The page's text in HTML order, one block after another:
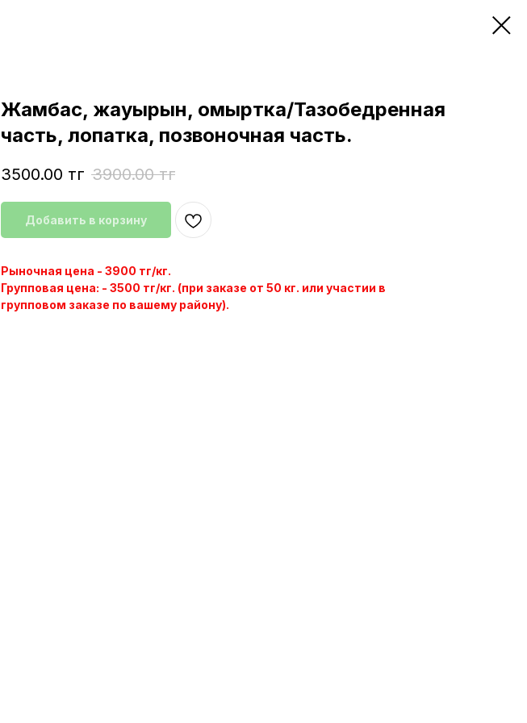
Жамбас, жауырын, омыртка/Тазобедренная
часть, лопатка, позвоночная часть.
3500.00 тг 3900.00 тг
Добавить в корзину
Рыночная цена - 3900 тг/кг.
Групповая цена: - 3500 тг/кг. (при заказе от 50 кг. или участии в
групповом заказе по вашему району).